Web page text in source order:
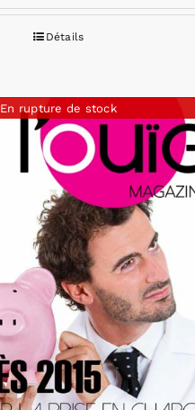
Détails
En rupture de stock